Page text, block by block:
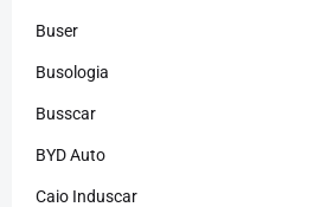
Buser
Busologia
Busscar
BYD Auto
Caio Induscar